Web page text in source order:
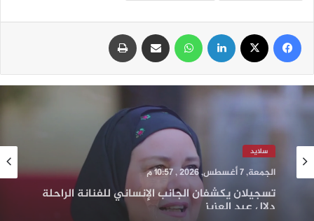
سلايد
الخميس, 6 أغسطس, 2026 , 8:53 ص
مدحت صالح يحيي حفل ختام مهرجان القلعة
2026 في ليلة طربية مميزة